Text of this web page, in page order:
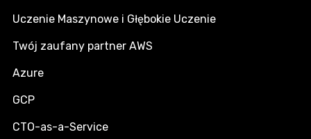
Uczenie Maszynowe i Głębokie Uczenie
Twój zaufany partner AWS
Azure
GCP
CTO-as-a-Service